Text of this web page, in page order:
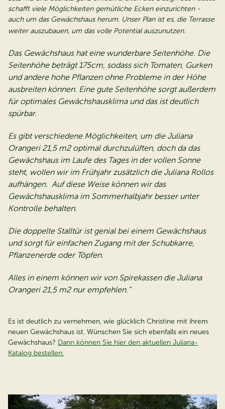
schafft viele Möglichkeiten gemütliche Ecken einzurichten -
auch um das Gewächshaus herum. Unser Plan ist es, die Terrasse
weiter auszubauen, um das volle Potential auszunutzen.
Das Gewächshaus hat eine wunderbare Seitenhöhe. Die
Seitenhöhe beträgt 175cm, sodass sich Tomaten, Gurken
und andere hohe Pflanzen ohne Probleme in der Höhe
ausbreiten können. Eine gute Seitenhöhe sorgt außerdem
für optimales Gewächshausklima und das ist deutlich
spürbar.
Es gibt verschiedene Möglichkeiten, um die Juliana
Orangeri 21,5 m2 optimal durchzulüften, doch da das
Gewächshaus im Laufe des Tages in der vollen Sonne
steht, wollen wir im Frühjahr zusätzlich die Juliana Rollos
aufhängen. Auf diese Weise können wir das
Gewächshausklima im Sommerhalbjahr besser unter
Kontrolle behalten.
Die doppelte Stalltür ist genial bei einem Gewächshaus
und sorgt für einfachen Zugang mit der Schubkarre,
Pflanzenerde oder Töpfen.
Alles in einem können wir von Spirekassen die Juliana
Orangeri 21,5 m2 nur empfehlen.“
Es ist deutlich zu vernehmen, wie glücklich Christine mit ihrem
neuen Gewächshaus ist. Wünschen Sie sich ebenfalls ein neues
Gewächshaus? Dann können Sie hier den aktuellen Juliana-
Katalog bestellen.